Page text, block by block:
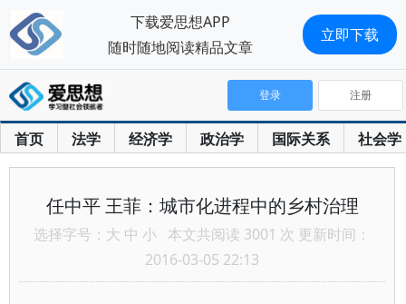
首页 法学 经济学 政治学 国际关系 社会学
登录 注册
任中平 王菲：城市化进程中的乡村治理
选择字号： 大 中 小 本文共阅读 3001 次 更新时间：
2016-03-05 22:13
下载爱思想APP
随时随地阅读精品文章
立即下载